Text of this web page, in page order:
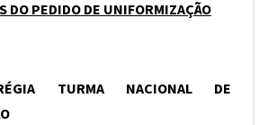
DO PEDIDO DE UNIFORMIZAÇÃO
TURMA NACIONAL DE